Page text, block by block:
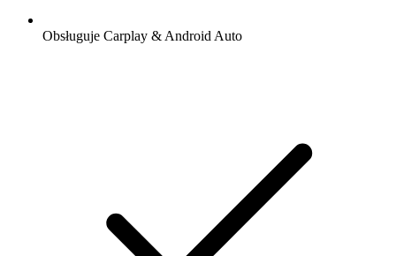
Obsługuje Carplay & Android Auto